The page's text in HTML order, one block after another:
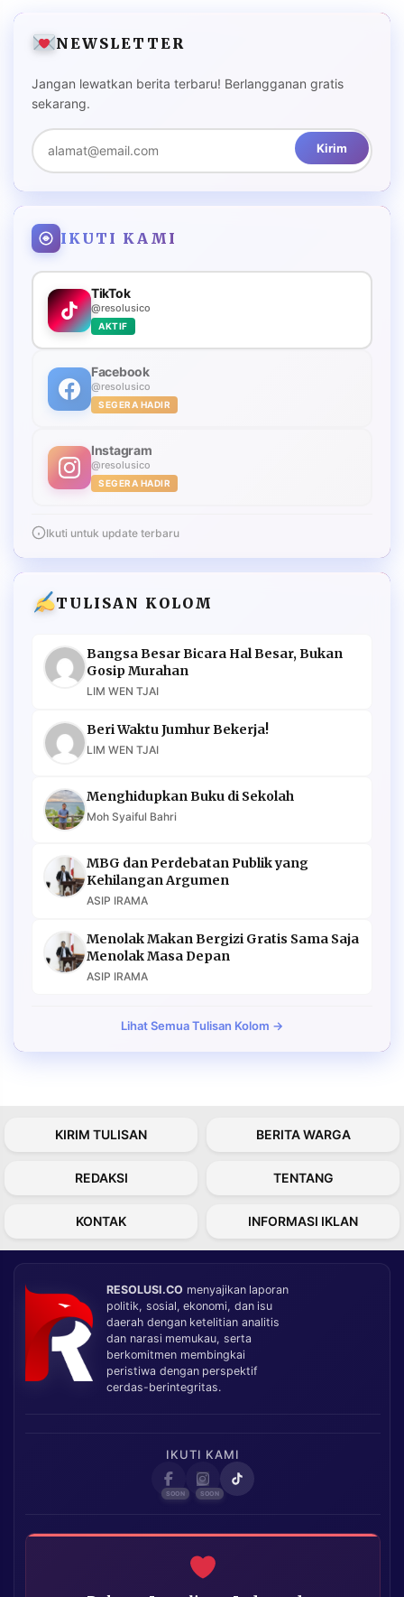
NEWSLETTER
Jangan lewatkan berita terbaru! Berlangganan gratis
sekarang.
Kirim
IKUTI KAMI
TikTok
@resolusico
AKTIF
Facebook
@resolusico
SEGERA HADIR
Instagram
@resolusico
SEGERA HADIR
Ikuti untuk update terbaru
TULISAN KOLOM
Bangsa Besar Bicara Hal Besar, Bukan
Gosip Murahan
LIM WEN TJAI
Beri Waktu Jumhur Bekerja!
LIM WEN TJAI
Menghidupkan Buku di Sekolah
Moh Syaiful Bahri
MBG dan Perdebatan Publik yang
Kehilangan Argumen
ASIP IRAMA
Menolak Makan Bergizi Gratis Sama Saja
Menolak Masa Depan
ASIP IRAMA
Lihat Semua Tulisan Kolom →
KIRIM TULISAN BERITA WARGA
REDAKSI TENTANG
KONTAK INFORMASI IKLAN
RESOLUSI.CO menyajikan laporan
politik, sosial, ekonomi, dan isu
daerah dengan ketelitian analitis
dan narasi memukau, serta
berkomitmen membingkai
peristiwa dengan perspektif
cerdas-berintegritas.
IKUTI KAMI